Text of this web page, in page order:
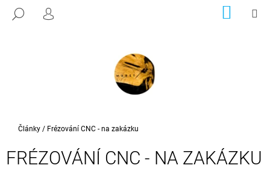
HLEDAT
PŘIHLÁŠENÍ KOŠÍK
Domů
Články / Frézování CNC - na zakázku
FRÉZOVÁNÍ CNC - NA ZAKÁZKU
T
E